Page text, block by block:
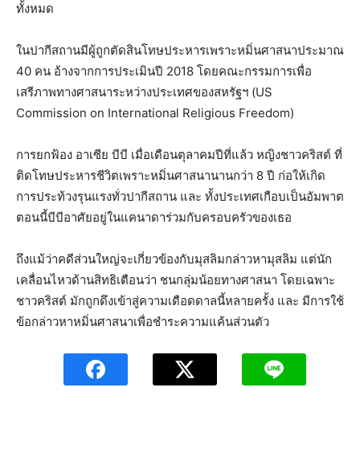
ทั้งหมด
ในปากีสถานมีผู้ถูกตัดสินโทษประหารเพราะหมิ่นศาสนาประมาณ
40 คน อ้างจากการประเมินปี 2018 โดยคณะกรรมการเพื่อ
เสรีภาพทางศาสนาระหว่างประเทศของสหรัฐฯ (US
Commission on International Religious Freedom)
การยกฟ้อง อาเซีย บีบี เมื่อเดือนตุลาคมปีที่แล้ว หญิงชาวคริสต์ ที่
ติดโทษประหารชีวิตเพราะหมิ่นศาสนานานกว่า 8 ปี ก่อให้เกิด
การประท้วงรุนแรงทั่วปากีสถาน และ ทั้งประเทศเกือบเป็นอัมพาต
ตอนนี้บีบีอาศัยอยู่ในแคนาดาร่วมกับครอบครัวของเธอ
ถึงแม้ว่าคดีส่วนใหญ่จะเกี่ยวข้องกับมุสลิมกล่าวหามุสลิม แต่นัก
เคลื่อนไหวด้านสิทธิเตือนว่า ชนกลุ่มน้อยทางศาสนา โดยเฉพาะ
ชาวคริสต์ มักถูกดึงเข้าสู่ความเดือดดาลนี้หลายครั้ง และ มีการใช้
ข้อกล่าวหาหมิ่นศาสนาเพื่อชำระความแค้นส่วนตัว